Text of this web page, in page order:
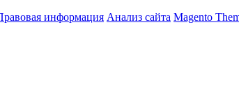
информация Анализ сайта Magento